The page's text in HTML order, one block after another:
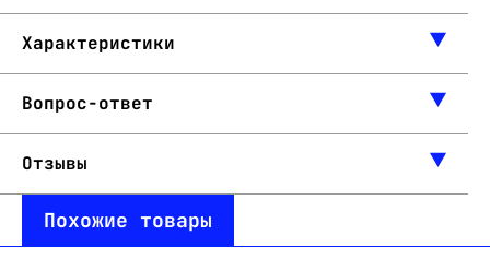
Характеристики
Вопрос-ответ
Отзывы
Похожие товары